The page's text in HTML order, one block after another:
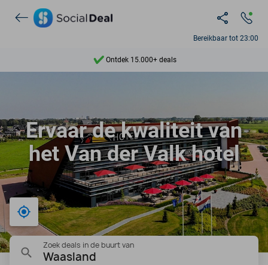
Bereikbaar tot 23:00
Ontdek 15.000+ deals
9,4
Ontdek 15.000+ deals
Ervaar de kwaliteit van
het Van der Valk hotel
Bij mij in de buurt
Zoek deals in de buurt van
Waasland